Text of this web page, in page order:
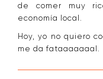
de comer muy
economía local.
Hoy, yo no quiero
me da fataaaaaaal.